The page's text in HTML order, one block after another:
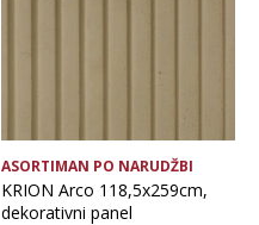
ASORTIMAN PO NARUDŽBI
KRION Arco 118,5x259cm,
dekorativni panel